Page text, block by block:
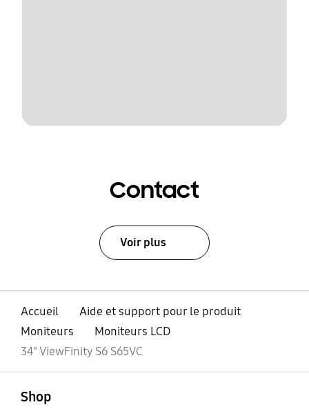
Contact
Voir plus
Accueil
Aide et support pour le produit
Moniteurs
Moniteurs LCD
34" ViewFinity S6 S65VC
Shop